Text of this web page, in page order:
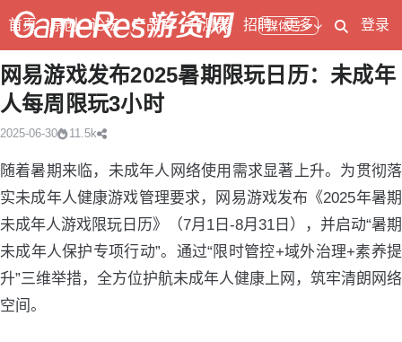
媒体号
首页 原创 论坛 产品库 开测表 招聘 更多 登录
网易游戏发布2025暑期限玩日历：未成年
人每周限玩3小时
2025-06-30 11.5k
随着暑期来临，未成年人网络使用需求显著上升。为贯彻落
实未成年人健康游戏管理要求，网易游戏发布《2025年暑期
未成年人游戏限玩日历》（7月1日-8月31日），并启动“暑期
未成年人保护专项行动”。通过“限时管控+域外治理+素养提
升”三维举措，全方位护航未成年人健康上网，筑牢清朗网络
空间。